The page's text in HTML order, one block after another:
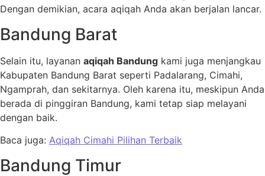
Dengan demikian, acara aqiqah Anda akan berjalan lancar.
Bandung Barat
Selain itu, layanan aqiqah Bandung kami juga menjangkau
Kabupaten Bandung Barat seperti Padalarang, Cimahi,
Ngamprah, dan sekitarnya. Oleh karena itu, meskipun Anda
berada di pinggiran Bandung, kami tetap siap melayani
dengan baik.
Baca juga: Aqiqah Cimahi Pilihan Terbaik
Bandung Timur